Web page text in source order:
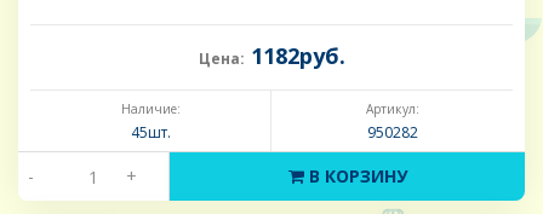
Цена: 1182руб.
Наличие:
45шт.
Артикул:
950282
- + В КОРЗИНУ